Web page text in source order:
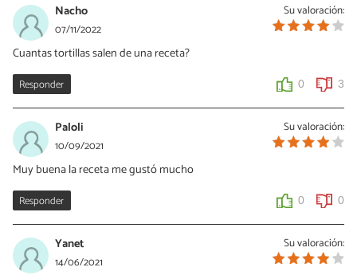
Su valoración:
Nacho
07/11/2022
Cuantas tortillas salen de una receta?
Responder 0 3
Su valoración:
Paloli
10/09/2021
Muy buena la receta me gustó mucho
Responder 0 0
Su valoración:
Yanet
14/06/2021